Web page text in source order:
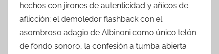
hechos con jirones de autenticidad y añicos de
aflicción: el demoledor flashback con el
asombroso adagio de Albinoni como único telón
de fondo sonoro, la confesión a tumba abierta